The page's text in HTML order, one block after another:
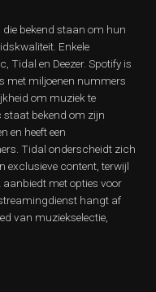
bekend staan om hun
Enkele
Tidal en Deezer. Spotify is
met miljoenen nummers
om muziek te
staat bekend om zijn
en heeft een
Tidal onderscheidt zich
exclusieve content, terwijl
aanbiedt met opties voor
hangt af
van muziekselectie,